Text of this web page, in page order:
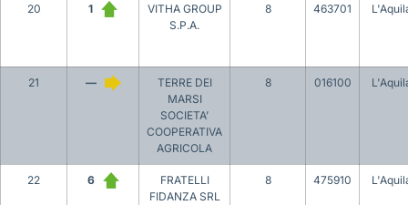
20 1
VITHA GROUP
S.P.A.
8 463701
21 —
TERRE DEI
MARSI
SOCIETA’
COOPERATIVA
AGRICOLA
8 016100
22 6
FRATELLI
FIDANZA SRL
8 475910